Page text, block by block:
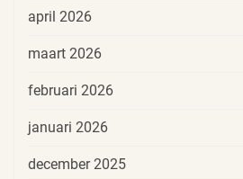
april 2026
maart 2026
februari 2026
januari 2026
december 2025